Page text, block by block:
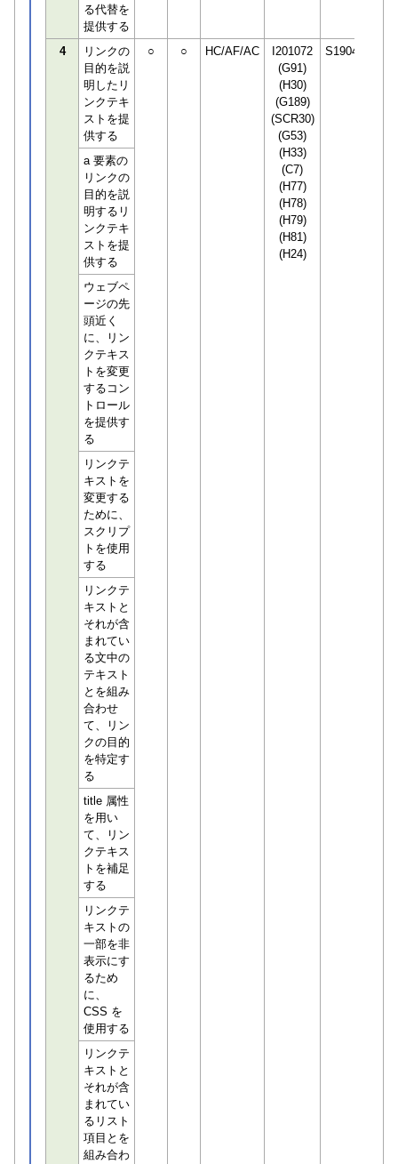
る代替を
提供する
4
リンクの
目的を説
明したリ
ンクテキ
ストを提
供する
○ ○ HC/AF/AC
I201072
(G91)
(H30)
(G189)
(SCR30)
(G53)
(H33)
(C7)
(H77)
(H78)
(H79)
(H81)
(H24)
S190498
a 要素の
リンクの
目的を説
明するリ
ンクテキ
ストを提
供する
ウェブペ
ージの先
頭近く
に、リン
クテキス
トを変更
するコン
トロール
を提供す
る
リンクテ
キストを
変更する
ために、
スクリプ
トを使用
する
リンクテ
キストと
それが含
まれてい
る文中の
テキスト
とを組み
合わせ
て、リン
クの目的
を特定す
る
title 属性
を用い
て、リン
クテキス
トを補足
する
リンクテ
キストの
一部を非
表示にす
るため
に、
CSS を
使用する
リンクテ
キストと
それが含
まれてい
るリスト
項目とを
組み合わ